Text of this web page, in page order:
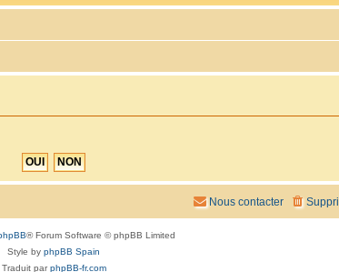
Nous contacter
® Forum Software © phpBB Limited
Style by phpBB Spain
Traduit parphpBB-fr.com